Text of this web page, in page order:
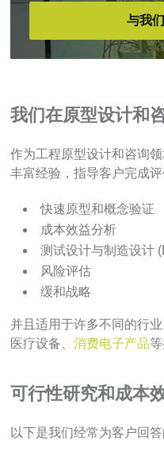
与我
我们在原型设计和
作为工程原型设计和咨询
丰富经验，指导客户完成
快速原型和概念验证
成本效益分析
测试设计与制造设计
风险评估
缓和战略
并且适用于许多不同的行
医疗设备、消费电子产品
可行性研究和成本
以下是我们经常为客户回